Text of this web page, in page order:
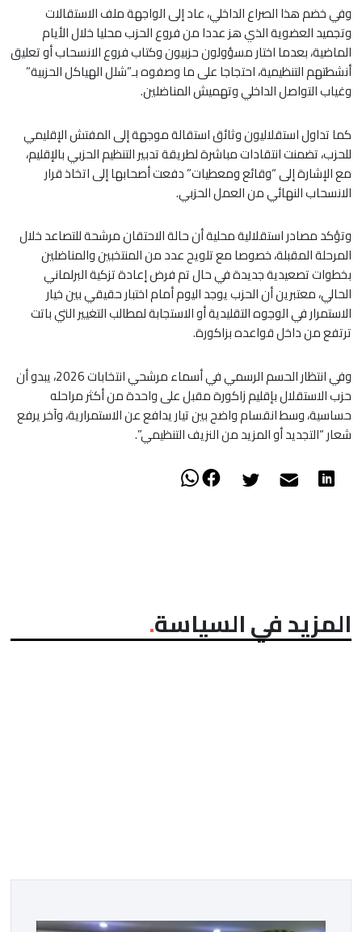
وفي خضم هذا الصراع الداخلي، عاد إلى الواجهة ملف الاستقالات
وتجميد العضوية الذي هز عددا من فروع الحزب محليا خلال الأيام
الماضية، بعدما اختار مسؤولون حزبيون وكتاب فروع الانسحاب أو تعليق
أنشطتهم التنظيمية، احتجاجا على ما وصفوه بـ”شلل الهياكل الحزبية”
وغياب التواصل الداخلي وتهميش المناضلين.
كما تداول استقلاليون وثائق استقالة موجهة إلى المفتش الإقليمي
للحزب، تضمنت انتقادات مباشرة لطريقة تدبير التنظيم الحزبي بالإقليم،
مع الإشارة إلى “وقائع ومعطيات” دفعت أصحابها إلى اتخاذ قرار
الانسحاب النهائي من العمل الحزبي.
وتؤكد مصادر استقلالية محلية أن حالة الاحتقان مرشحة للتصاعد خلال
المرحلة المقبلة، خصوصا مع تلويح عدد من المنتخبين والمناضلين
بخطوات تصعيدية جديدة في حال تم فرض إعادة تزكية البرلماني
الحالي، معتبرين أن الحزب يوجد اليوم أمام اختبار حقيقي بين خيار
الاستمرار في الوجوه التقليدية أو الاستجابة لمطالب التغيير التي باتت
ترتفع من داخل قواعده بزاكورة.
وفي انتظار الحسم الرسمي في أسماء مرشحي انتخابات 2026، يبدو أن
حزب الاستقلال بإقليم زاكورة مقبل على واحدة من أكثر مراحله
حساسية، وسط انقسام واضح بين تيار يدافع عن الاستمرارية، وآخر يرفع
شعار “التجديد أو المزيد من النزيف التنظيمي”.
المزيد في السياسة